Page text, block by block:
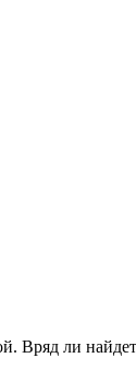
Вряд ли